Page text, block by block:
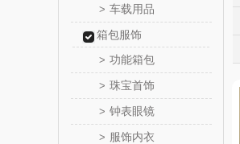
> 车载用品
箱包服饰
> 功能箱包
> 珠宝首饰
> 钟表眼镜
> 服饰内衣